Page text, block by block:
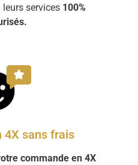
leurs services 100%
4X sans frais
commande en 4X